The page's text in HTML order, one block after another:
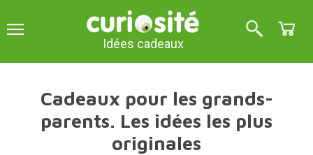
Idées cadeaux
Cadeaux pour les grands-
parents. Les idées les plus
originales